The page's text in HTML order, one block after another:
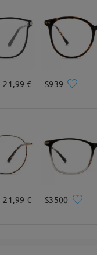
21,99 € S939
21,99 € S3500